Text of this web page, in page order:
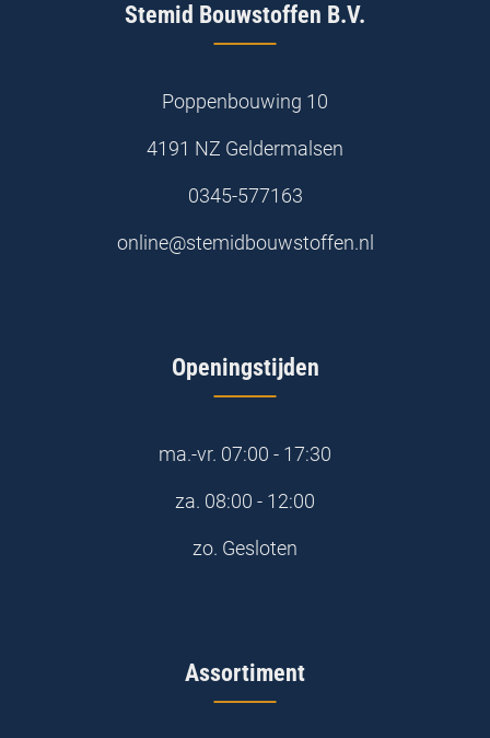
Stemid Bouwstoffen B.V.
Poppenbouwing 10
4191 NZ Geldermalsen
0345-577163
online@stemidbouwstoffen.nl
Openingstijden
ma.-vr. 07:00 - 17:30
za. 08:00 - 12:00
zo. Gesloten
Assortiment